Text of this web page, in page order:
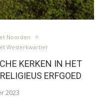
Noorden
Westerkwartier
KERKEN IN HET
ERFGOED
2023